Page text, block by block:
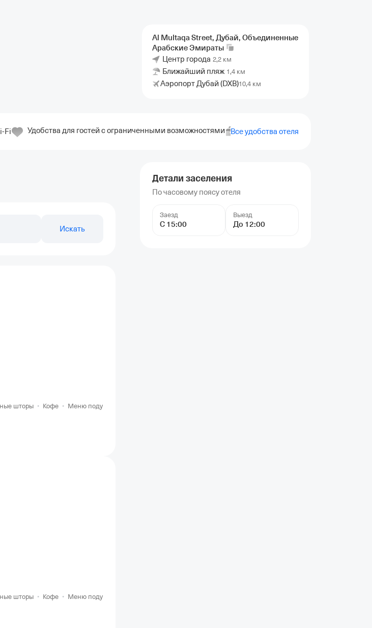
Al Multaqa Street, Дубай, Объединенные
АрабскиеЭмираты
Центр города 2,2 км
Ближайший пляж 1,4 км
Аэропорт Дубай (DXB)10,4 км
Fi Удобства для гостей с ограниченными возможностями Безбарьерный доступ
Все удобства отеля
Детали заселения
По часовому поясу отеля
Заезд
С 15:00
Выезд
До 12:00
Искать
шторы • Кофе • Меню подушек
шторы • Кофе • Меню подушек